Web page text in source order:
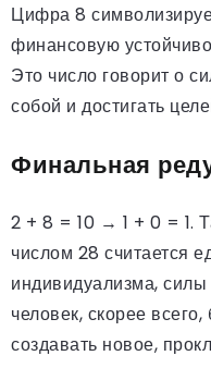
Цифра 8
финансовую
Это число говорит о
собой и достигать
Финальная
2 + 8 = 10 → 1 + 0 = 1.
числом 28 считается
индивидуализма,
человек, скорее
создавать новое,